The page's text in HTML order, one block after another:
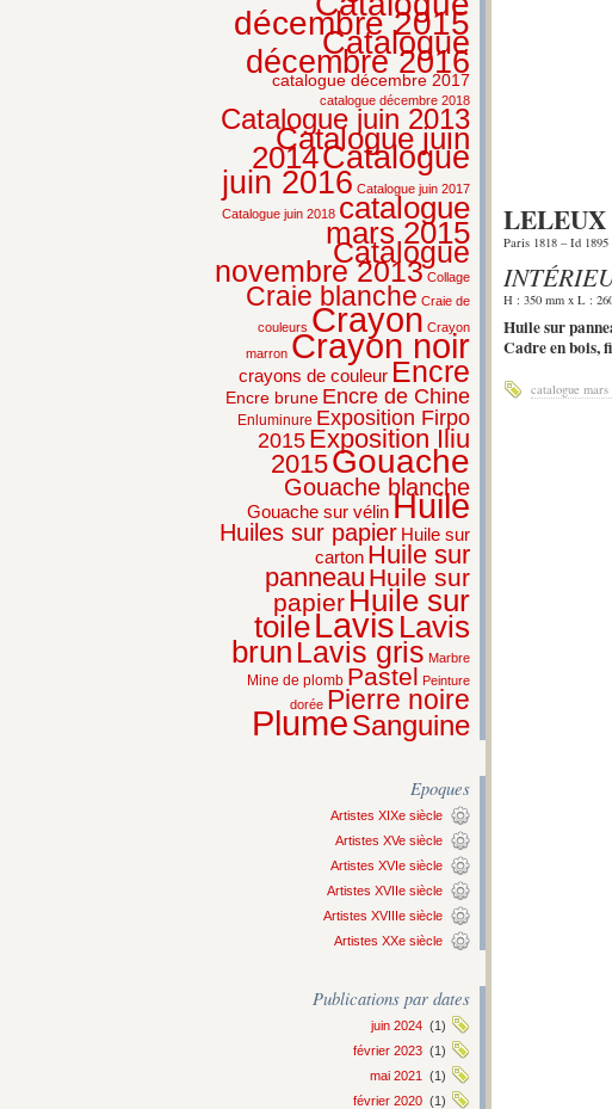
décembre 2015
Catalogue
décembre 2016
catalogue décembre 2017
catalogue décembre 2018
Catalogue juin 2013
Catalogue juin
2014Catalogue
juin 2016 Catalogue juin 2017
Catalogue juin 2018 catalogue
mars 2015
Catalogue
novembre 2013 Collage
Craie blanche Craie de
couleurs Crayon Crayon
marron Crayon noir
crayons de couleur Encre
Encre brune Encre de Chine
Enluminure Exposition Firpo
2015 Exposition Iliu
2015Gouache
Gouache blanche
Gouache sur vélinHuile
Huiles sur papier Huile sur
carton Huile sur
panneau Huile sur
papier Huile sur
toileLavis Lavis
brun Lavis gris Marbre
Mine de plomb Pastel Peinture
dorée Pierre noire
PlumeSanguine
Epoques
Artistes XIXe siècle
Artistes XVe siècle
Artistes XVIe siècle
Artistes XVIIe siècle
Artistes XVIIIe siècle
Artistes XXe siècle
Publications par dates
juin 2024 (1)
février 2023 (1)
mai 2021
(1)
février 2020 (1)
LELEUX
Paris 1818 – Id 1895
H : 350 mm x L :
Huile sur
Cadre en bois,
catalogue mars